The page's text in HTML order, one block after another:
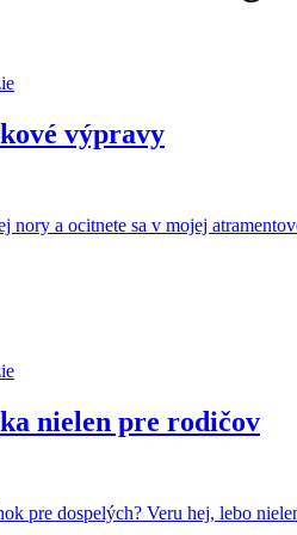
výpravy
nory a ocitnete sa v mojej
nielen pre rodičov
pre dospelých? Veru hej, lebo